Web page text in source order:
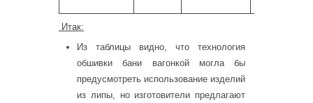
Итак:
Из таблицы видно, что технология
обшивки бани вагонкой могла бы
предусмотреть использование изделий
из липы, но изготовители предлагают